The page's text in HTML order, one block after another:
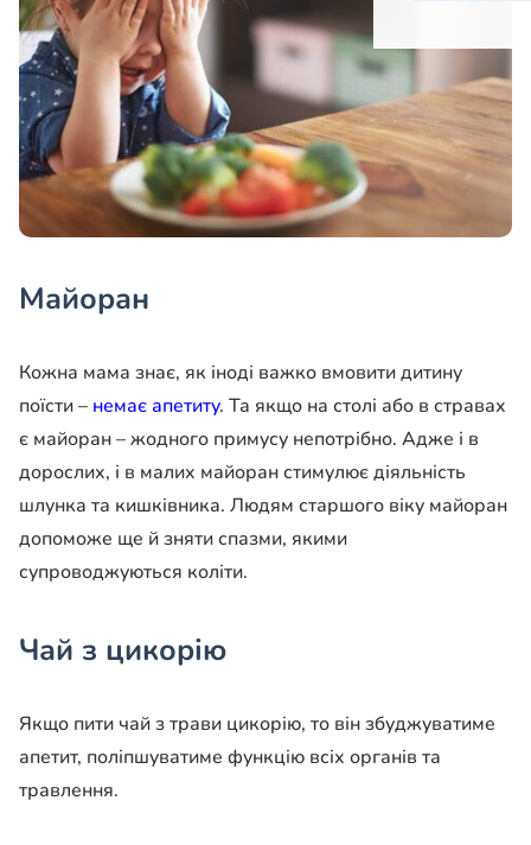
Майоран
Кожна мама знає, як іноді важко вмовити дитину
поїсти – немає апетиту. Та якщо на столі або в стравах
є майоран – жодного примусу непотрібно. Адже і в
дорослих, і в малих майоран стимулює діяльність
шлунка та кишківника. Людям старшого віку майоран
допоможе ще й зняти спазми, якими
супроводжуються коліти.
Чай з цикорію
Якщо пити чай з трави цикорію, то він збуджуватиме
апетит, поліпшуватиме функцію всіх органів та
травлення.